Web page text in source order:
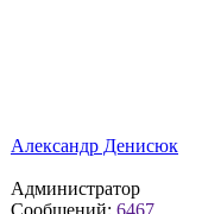
Александр Денисюк
Администратор
Сообщений: 6467